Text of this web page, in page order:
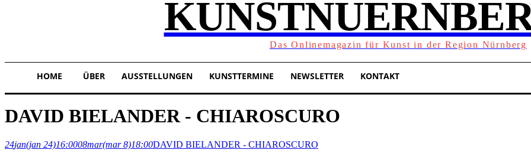
Das Onlinemagazin für Kunst in der Region Nürnberg
HOME ÜBER AUSSTELLUNGEN KUNSTTERMINE NEWSLETTER KONTAKT
DAVID BIELANDER - CHIAROSCURO
24jan(jan 24)16:0008mar(mar 8)18:00DAVID BIELANDER - CHIAROSCURO